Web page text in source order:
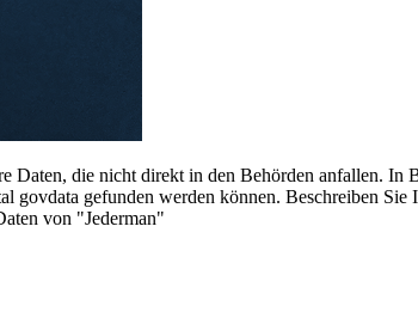
Daten, die nicht direkt in den Behörden anfallen.
govdata gefunden werden können. Beschreiben
von "Jederman"